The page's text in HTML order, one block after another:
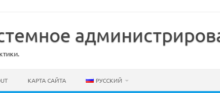
КАРТА САЙТА РУССКИЙ